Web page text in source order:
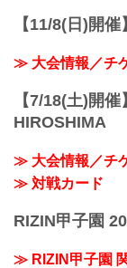
【11/8(日)開
≫ 大会情報／チ
【7/18(土)開
HIROSHIMA
≫ 大会情報／チ
≫ 対戦カード
RIZIN甲子園
≫ RIZIN甲子園